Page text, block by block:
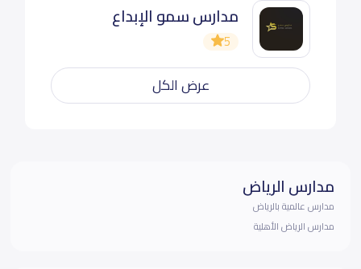
مدارس سمو الإبداع
5
عرض الكل
مدارس الرياض
مدارس عالمية بالرياض
مدارس الرياض الأهلية